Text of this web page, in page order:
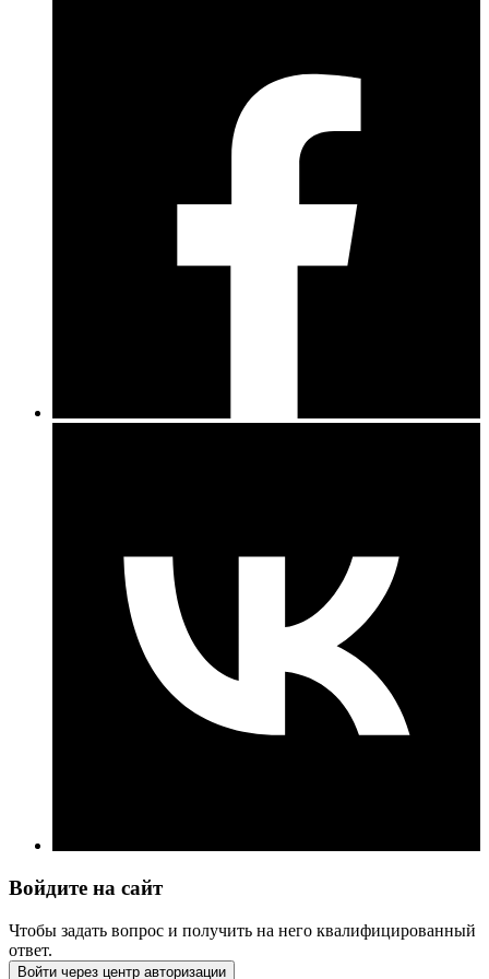
Войдите на сайт
Чтобы задать вопрос и получить на него квалифицированный
ответ.
Войти через центр авторизации